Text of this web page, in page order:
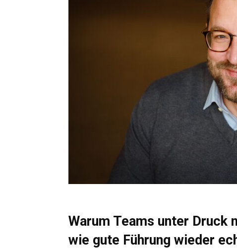
Warum Teams unter Druck
wie gute Führung wieder